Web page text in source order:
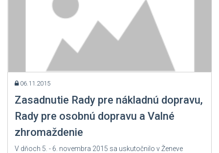
06.11.2015
Zasadnutie Rady pre nákladnú dopravu,
Rady pre osobnú dopravu a Valné
zhromaždenie
V dňoch 5. - 6. novembra 2015 sa uskutočnilo v Ženeve